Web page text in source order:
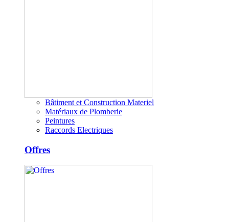
Bâtiment et Construction Materiel
Matériaux de Plomberie
Peintures
Raccords Electriques
Offres